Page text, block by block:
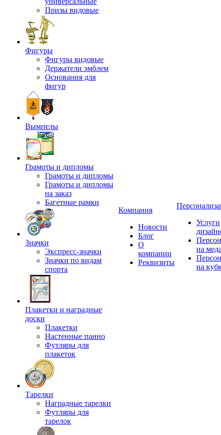
Призы видовые
Фигуры
Фигуры видовые
Держатели эмблем
Основания для
фигур
Вымпелы
Грамоты и дипломы
Грамоты и дипломы
Грамоты и дипломы
на заказ
Багетные рамки
Значки
Экспресс-значки
Значки по видам
спорта
Плакетки и наградные
доски
Плакетки
Настенные панно
Футляры для
плакеток
Тарелки
Наградные тарелки
Футляры для
тарелок
Компания
Новости
Блог
О
компании
Реквизиты
Услуги
на
на